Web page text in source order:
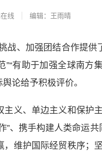
线 编辑：王雨晴
、加强团结合作提供
”“有助于加强全球南
论给予积极评价。
、单边主义和保护
”、携手构建人类命运
维护国际经贸秩序；